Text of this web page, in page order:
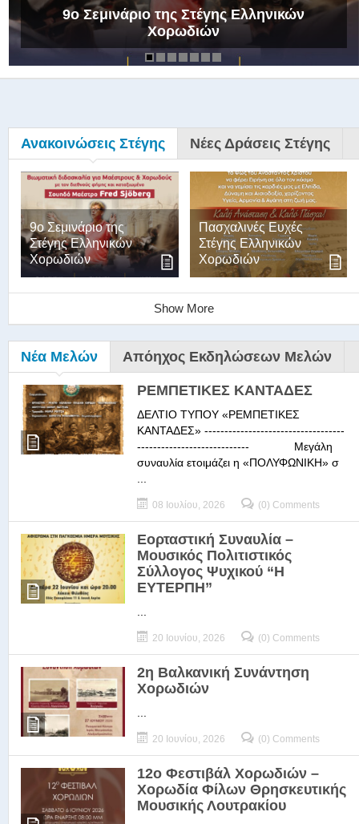
9ο Σεμινάριο της Στέγης Ελληνικών
Χορωδιών
Ανακοινώσεις Στέγης Νέες Δράσεις Στέγης
9ο Σεμινάριο της
Στέγης Ελληνικών
Χορωδιών
Πασχαλινές Ευχές
Στέγης Ελληνικών
Χορωδιών
Show More
Νέα Μελών Απόηχος Εκδηλώσεων Μελών
ΡΕΜΠΕΤΙΚΕΣ ΚΑΝΤΑΔΕΣ
ΔΕΛΤΙΟ ΤΥΠΟΥ «ΡΕΜΠΕΤΙΚΕΣ
ΚΑΝΤΑΔΕΣ» -----------------------------------
---------------------------- Μεγάλη
συναυλία ετοιμάζει η «ΠΟΛΥΦΩΝΙΚΗ» σ
08 Ιουλίου, 2026 (0) Comments
Εορταστική Συναυλία –
Μουσικός Πολιτιστικός
Σύλλογος Ψυχικού “Η
ΕΥΤΕΡΠΗ”
20 Ιουνίου, 2026 (0) Comments
2η Βαλκανική Συνάντηση
Χορωδιών
20 Ιουνίου, 2026 (0) Comments
12ο Φεστιβάλ Χορωδιών –
Χορωδία Φίλων Θρησκευτικής
Μουσικής Λουτρακίου